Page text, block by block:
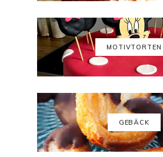
o
r
a
e
s
t
MOTIVTORTEN
GEBÄCK